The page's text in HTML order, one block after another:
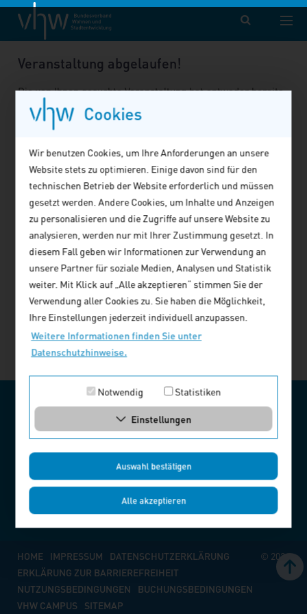
Cookies
Wir benutzen Cookies, um Ihre Anforderungen an unsere
Website stets zu optimieren. Einige davon sind für den
technischen Betrieb der Website erforderlich und müssen
gesetzt werden. Andere Cookies, um Inhalte und Anzeigen
zu personalisieren und die Zugriffe auf unsere Website zu
analysieren, werden nur mit Ihrer Zustimmung gesetzt. In
diesem Fall geben wir Informationen zur Verwendung an
unsere Partner für soziale Medien, Analysen und Statistik
weiter. Mit Klick auf „Alle akzeptieren“ stimmen Sie der
Verwendung aller Cookies zu. Sie haben die Möglichkeit,
Ihre Einstellungen jederzeit individuell anzupassen.
Weitere Informationen finden Sie unter
Datenschutzhinweise.
Notwendig Statistiken
Einstellungen
Auswahl bestätigen
Alle akzeptieren
vhw – Bundesverband für Wohnen und Stadtentwicklung e. V.
Fortbildung
Veranstaltung
Veranstaltung abgelaufen!
Die von Ihnen gesuchte Veranstaltung hat entweder bereits
stattgefunden oder wurde storniert. Weitere Angebote
finden Sie hier .
VHW – BUNDESVERBAND FÜR WOHNEN UND
STADTENTWICKLUNG E. V.
KUNDENSERVICE
Montag bis Donnerstag
© 2026
HOME IMPRESSUM
DATENSCHUTZERKLÄRUNG
ERKLÄRUNG ZUR BARRIEREFREIHEIT
NUTZUNGSBEDINGUNGEN
BUCHUNGSBEDINGUNGEN
VHW CAMPUS
SITEMAP